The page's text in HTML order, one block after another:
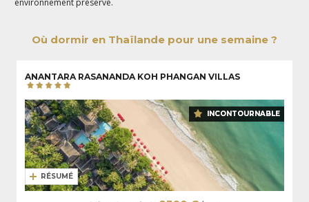
environnement préservé.
Où dormir en Thaïlande pour une semaine ?
ANANTARA RASANANDA KOH PHANGAN VILLAS
INCONTOURNABLE
RÉSUMÉ